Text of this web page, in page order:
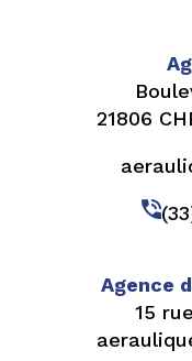
21806
Agence
15